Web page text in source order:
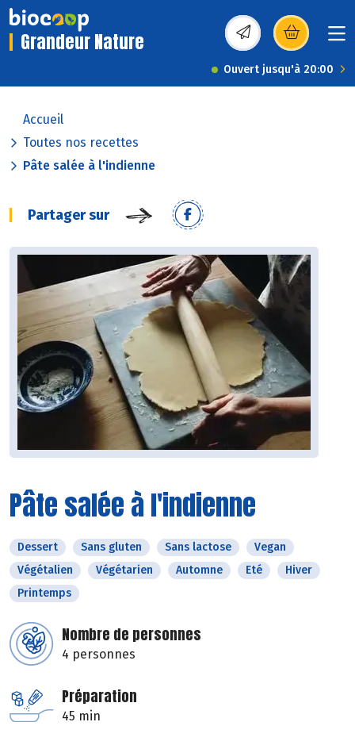
Grandeur Nature (s’ouvre dans une
Ouvert jusqu'à 20:00
Accueil
Toutes nos recettes
Pâte salée à l'indienne
Partager sur
Pâte salée à l'indienne
Dessert Sans gluten Sans lactose
Vegan
Végétalien
Végétarien Automne Eté
Hiver
Printemps
Nombre de personnes
4 personnes
Préparation
45 min